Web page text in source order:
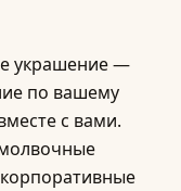
украшение —
по вашему
с вами.